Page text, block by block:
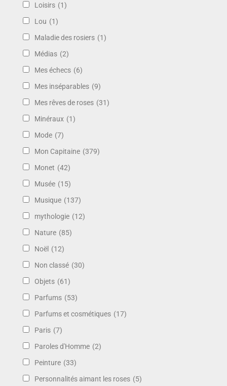
Loisirs (1)
Lou (1)
Maladie des rosiers (1)
Médias (2)
Mes échecs (6)
Mes inséparables (9)
Mes rêves de roses (31)
Minéraux (1)
Mode (7)
Mon Capitaine (379)
Monet (42)
Musée (15)
Musique (137)
mythologie (12)
Nature (85)
Noël (12)
Non classé (30)
Objets (61)
Parfums (53)
Parfums et cosmétiques (17)
Paris (7)
Paroles d'Homme (2)
Peinture (33)
Personnalités aimant les roses (5)